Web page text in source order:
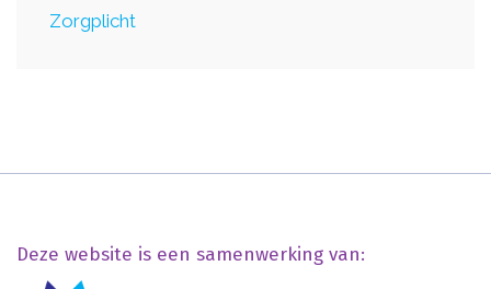
Zorgplicht
Deze website is een samenwerking van: